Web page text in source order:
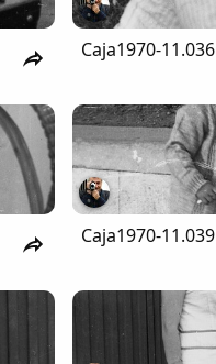
Caja1970-11.036
Caja1970-11.039